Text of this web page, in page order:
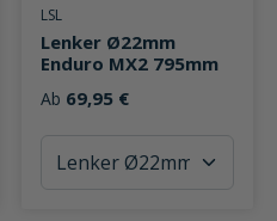
5 von 5 Sternen
Durchschnittliche Bewertung
LSL
Lenker Ø22mm
Enduro MX2 795mm
Ab 69,95 €